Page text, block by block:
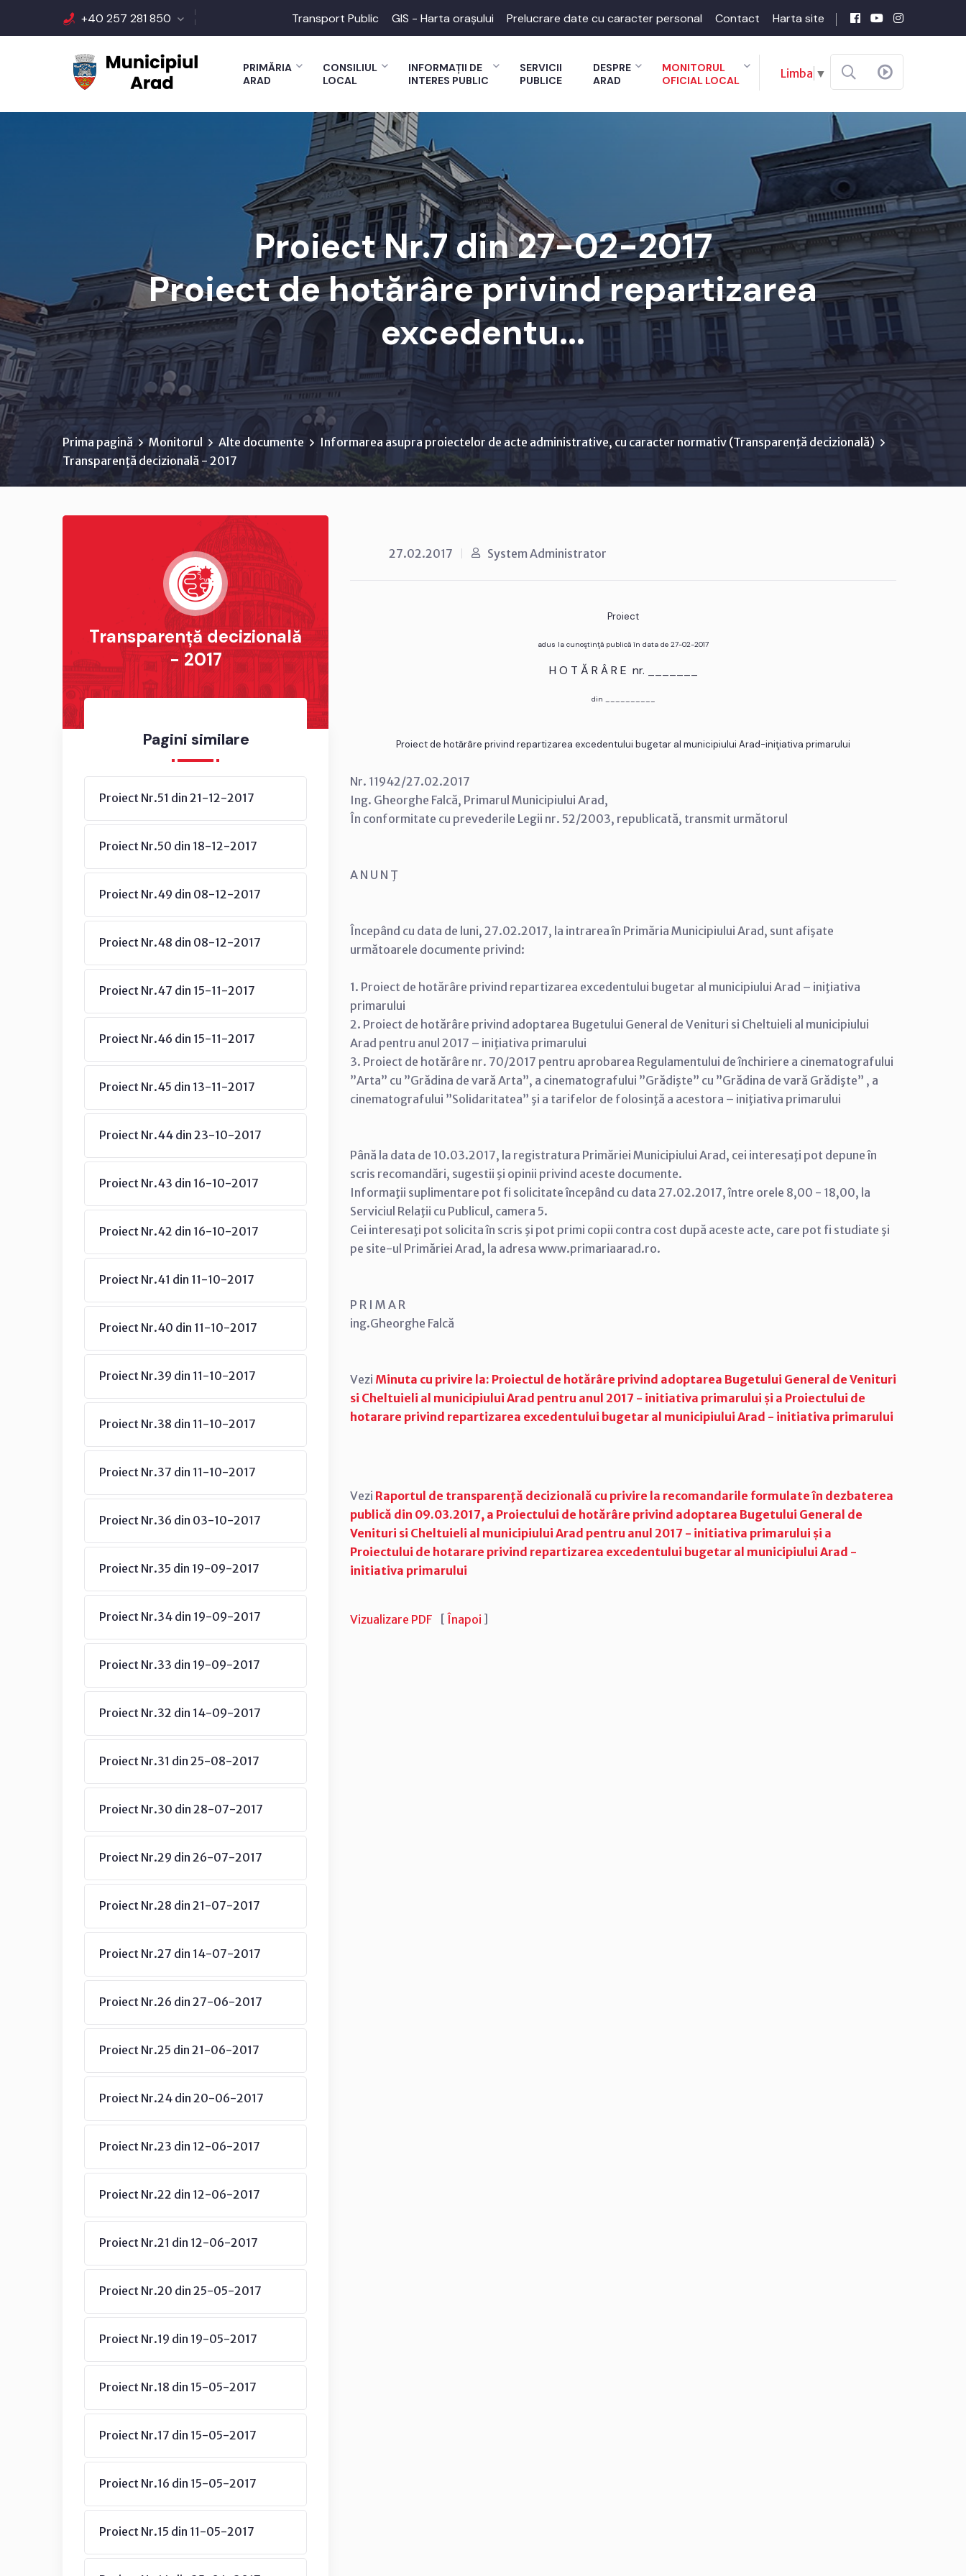
+40 257 281 850 Transport Public GIS - Harta orașului Prelucrare date cu caracter personal Contact Harta site
PRIMĂRIA
ARAD
CONSILIUL
LOCAL
INFORMAȚII DE
INTERES PUBLIC
SERVICII
PUBLICE
DESPRE
ARAD
MONITORUL
OFICIAL LOCAL
Limba ▼
Proiect Nr.7 din 27-02-2017
Proiect de hotărâre privind repartizarea
excedentu...
Prima pagină Monitorul Alte documente
Informarea asupra proiectelor de acte administrative, cu caracter normativ (Transparenţă decizională)
Transparență decizională - 2017
Transparență decizională
- 2017
Pagini similare
Proiect Nr.51 din 21-12-2017
Proiect Nr.50 din 18-12-2017
Proiect Nr.49 din 08-12-2017
Proiect Nr.48 din 08-12-2017
Proiect Nr.47 din 15-11-2017
Proiect Nr.46 din 15-11-2017
Proiect Nr.45 din 13-11-2017
Proiect Nr.44 din 23-10-2017
Proiect Nr.43 din 16-10-2017
Proiect Nr.42 din 16-10-2017
Proiect Nr.41 din 11-10-2017
Proiect Nr.40 din 11-10-2017
Proiect Nr.39 din 11-10-2017
Proiect Nr.38 din 11-10-2017
Proiect Nr.37 din 11-10-2017
Proiect Nr.36 din 03-10-2017
Proiect Nr.35 din 19-09-2017
Proiect Nr.34 din 19-09-2017
Proiect Nr.33 din 19-09-2017
Proiect Nr.32 din 14-09-2017
Proiect Nr.31 din 25-08-2017
Proiect Nr.30 din 28-07-2017
Proiect Nr.29 din 26-07-2017
Proiect Nr.28 din 21-07-2017
Proiect Nr.27 din 14-07-2017
Proiect Nr.26 din 27-06-2017
Proiect Nr.25 din 21-06-2017
Proiect Nr.24 din 20-06-2017
Proiect Nr.23 din 12-06-2017
Proiect Nr.22 din 12-06-2017
Proiect Nr.21 din 12-06-2017
Proiect Nr.20 din 25-05-2017
Proiect Nr.19 din 19-05-2017
Proiect Nr.18 din 15-05-2017
Proiect Nr.17 din 15-05-2017
Proiect Nr.16 din 15-05-2017
Proiect Nr.15 din 11-05-2017
27.02.2017 System Administrator
Proiect
adus la cunoştinţă publică în data de 27-02-2017
H O T Ă R Â R E nr. _______
din __________
Proiect de hotărâre privind repartizarea excedentului bugetar al municipiului Arad-iniţiativa primarului
Nr. 11942/27.02.2017
Ing. Gheorghe Falcă, Primarul Municipiului Arad,
În conformitate cu prevederile Legii nr. 52/2003, republicată, transmit următorul
A N U N Ţ
Începând cu data de luni, 27.02.2017, la intrarea în Primăria Municipiului Arad, sunt afişate
următoarele documente privind:
1. Proiect de hotărâre privind repartizarea excedentului bugetar al municipiului Arad – iniţiativa
primarului
2. Proiect de hotărâre privind adoptarea Bugetului General de Venituri si Cheltuieli al municipiului
Arad pentru anul 2017 – iniţiativa primarului
3. Proiect de hotărâre nr. 70/2017 pentru aprobarea Regulamentului de închiriere a cinematografului
”Arta” cu ”Grădina de vară Arta”, a cinematografului ”Grădişte” cu ”Grădina de vară Grădişte” , a
cinematografului ”Solidaritatea” şi a tarifelor de folosinţă a acestora – iniţiativa primarului
Până la data de 10.03.2017, la registratura Primăriei Municipiului Arad, cei interesaţi pot depune în
scris recomandări, sugestii şi opinii privind aceste documente.
Informaţii suplimentare pot fi solicitate începând cu data 27.02.2017, între orele 8,00 - 18,00, la
Serviciul Relaţii cu Publicul, camera 5.
Cei interesaţi pot solicita în scris şi pot primi copii contra cost după aceste acte, care pot fi studiate şi
pe site-ul Primăriei Arad, la adresa www.primariaarad.ro.
P R I M A R
ing.Gheorghe Falcă
Vezi Minuta cu privire la: Proiectul de hotărâre privind adoptarea Bugetului General de Venituri
si Cheltuieli al municipiului Arad pentru anul 2017 - initiativa primarului și a Proiectului de
hotarare privind repartizarea excedentului bugetar al municipiului Arad - initiativa primarului
Vezi Raportul de transparenţă decizională cu privire la recomandarile formulate în dezbaterea
publică din 09.03.2017, a Proiectului de hotărâre privind adoptarea Bugetului General de
Venituri si Cheltuieli al municipiului Arad pentru anul 2017 - initiativa primarului și a
Proiectului de hotarare privind repartizarea excedentului bugetar al municipiului Arad -
initiativa primarului
Vizualizare PDF [ Înapoi ]